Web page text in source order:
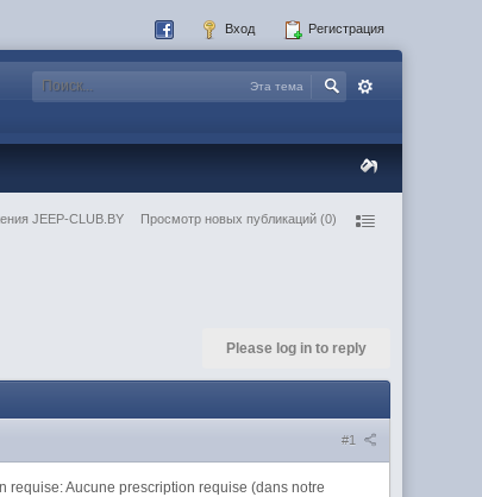
Вход Регистрация
Эта тема
JEEP-CLUB.BY Просмотр новых публикаций (0)
Please log in to reply
#1
requise: Aucune prescription requise (dans notre